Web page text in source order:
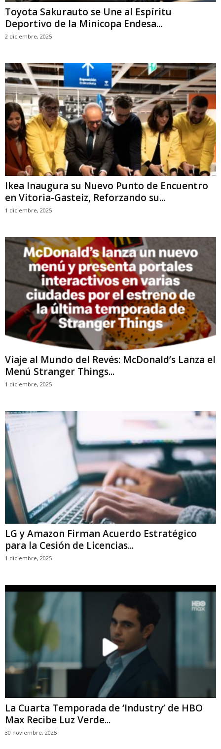
Toyota Sakurauto se Une al Espíritu
Deportivo de la Minicopa Endesa...
2 diciembre, 2025
Ikea Inaugura su Nuevo Punto de Encuentro
en Vitoria-Gasteiz, Reforzando su...
1 diciembre, 2025
Viaje al Mundo del Revés: McDonald’s Lanza el
Menú Stranger Things...
1 diciembre, 2025
LG y Amazon Firman Acuerdo Estratégico
para la Cesión de Licencias...
1 diciembre, 2025
La Cuarta Temporada de ‘Industry’ de HBO
Max Recibe Luz Verde...
30 noviembre, 2025